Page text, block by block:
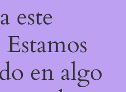
este
Estamos
en algo